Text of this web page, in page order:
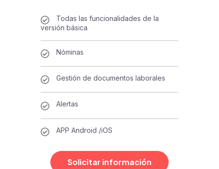
Todas las funcionalidades de la
versión básica
Nóminas
Gestión de documentos laborales
Alertas
APP Android /iOS
Solicitar información